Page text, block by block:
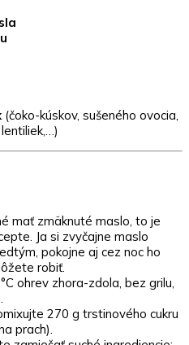
(čoko-kúskov, sušeného ovocia,
mať zmäknuté maslo, to je
Ja si zvyčajne maslo
pokojne aj cez noc ho
robiť.
ohrev zhora-zdola, bez grilu,
270 g trstinového cukru
prach).